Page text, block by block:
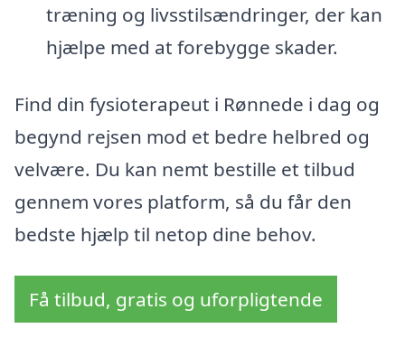
træning og livsstilsændringer, der kan
hjælpe med at forebygge skader.
Find din fysioterapeut i Rønnede i dag og
begynd rejsen mod et bedre helbred og
velvære. Du kan nemt bestille et tilbud
gennem vores platform, så du får den
bedste hjælp til netop dine behov.
Få tilbud, gratis og uforpligtende